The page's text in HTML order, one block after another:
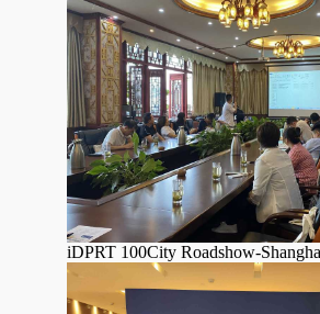
iDPRT 100City Roadshow-